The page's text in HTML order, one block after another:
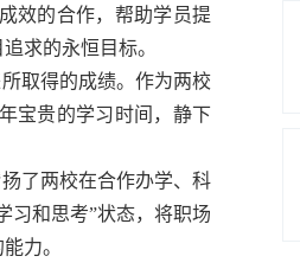
效的合作，帮助学员提
求的永恒目标。
取得的成绩。作为两校
宝贵的学习时间，静下
了两校在合作办学、科
习和思考”状态，将职场
力。